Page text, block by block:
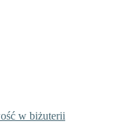
w biżuterii